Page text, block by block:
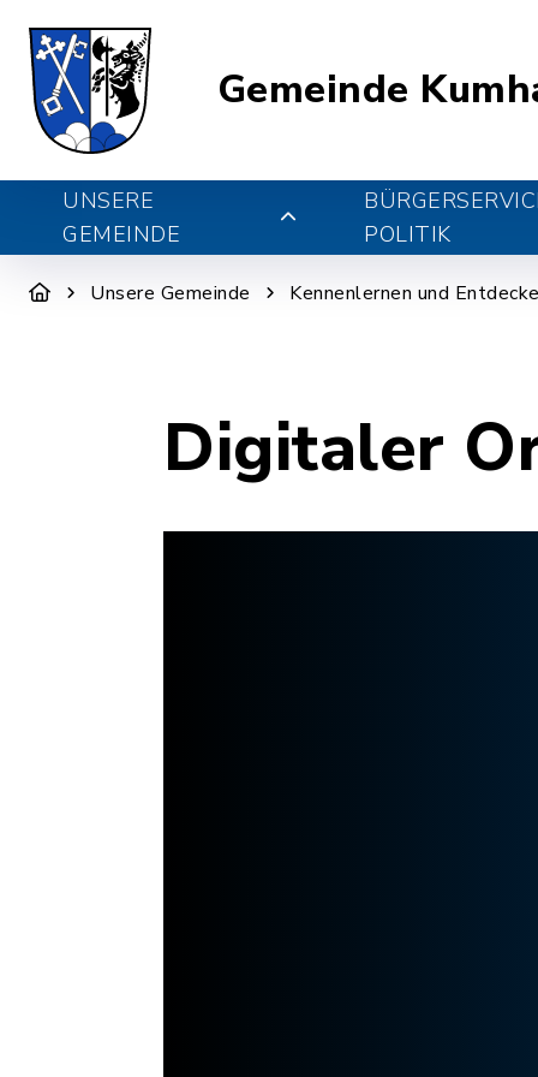
Gemeinde
UNSERE
GEMEINDE
POLITIK
Unsere Gemeinde Kennenlernen und
Digitaler